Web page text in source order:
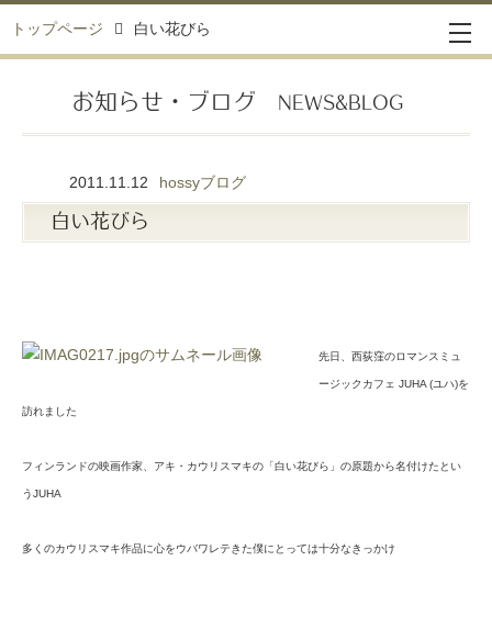
トップページ 白い花びら
お知らせ・ブログ NEWS&BLOG
2011.11.12 hossyブログ
白い花びら
先日、西荻窪のロマンスミュ
ージックカフェ JUHA (ユハ)を
訪れました
フィンランドの映画作家、アキ・カウリスマキの「白い花びら」の原題から名付けたとい
うJUHA
多くのカウリスマキ作品に心をウバワレテきた僕にとっては十分なきっかけ